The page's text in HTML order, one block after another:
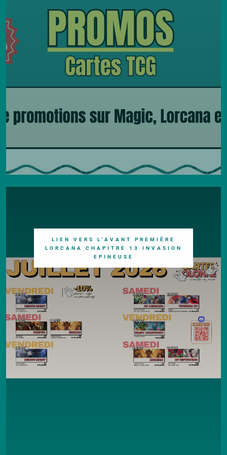
LIEN VERS L'AVANT PREMIÈRE
LORCANA CHAPITRE 13 INVASION
EPINEUSE